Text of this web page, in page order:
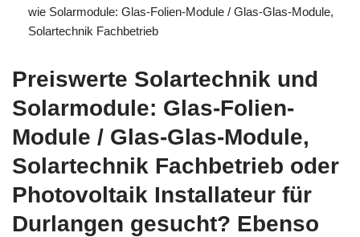
wie Solarmodule: Glas-Folien-Module / Glas-Glas-Module,
Solartechnik Fachbetrieb
Preiswerte Solartechnik und
Solarmodule: Glas-Folien-
Module / Glas-Glas-Module,
Solartechnik Fachbetrieb oder
Photovoltaik Installateur für
Durlangen gesucht? Ebenso